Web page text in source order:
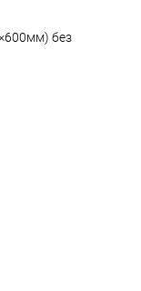
без